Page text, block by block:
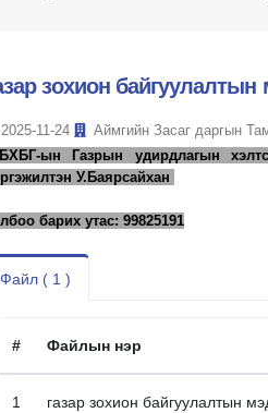
зохион байгуулалтын
2025-11-24 Аймгийн Засаг даргын
ын Газрын удирдлагын
У.Баярсайхан
барих утас: 99825191
Файл ( 1 )
# Файлын нэр
1 газар зохион байгуулалтын